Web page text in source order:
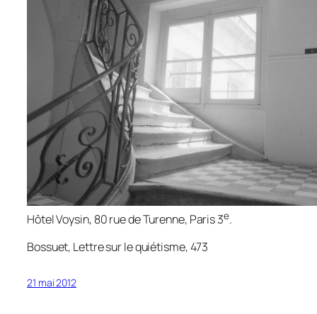
Hôtel Voysin, 80 rue de Turenne, Paris 3e.
Bossuet, Lettre sur le quiétisme, 473
21 mai 2012